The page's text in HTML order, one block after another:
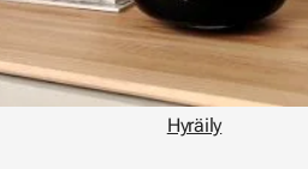
Hyräily